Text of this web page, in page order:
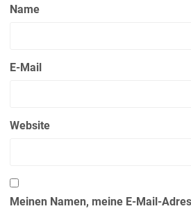
Name
E-Mail
Website
Meinen Namen, meine E-Mail-